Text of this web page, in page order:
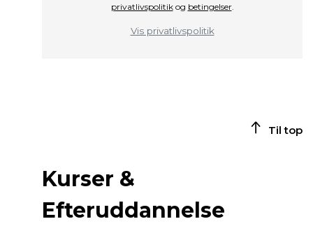
privatlivspolitikog betingelser.
Vis privatlivspolitik
Til top
Kurser &
Efteruddannelse